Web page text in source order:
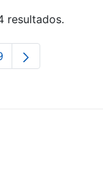
resultados.
intermedias Use